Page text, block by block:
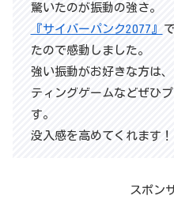
驚いたのが振動の強さ。
『サイバーパンク2077』
たので感動しました。
強い振動がお好きな方は
ティングゲームなどぜひ
す。
没入感を高めてくれます！
スポン